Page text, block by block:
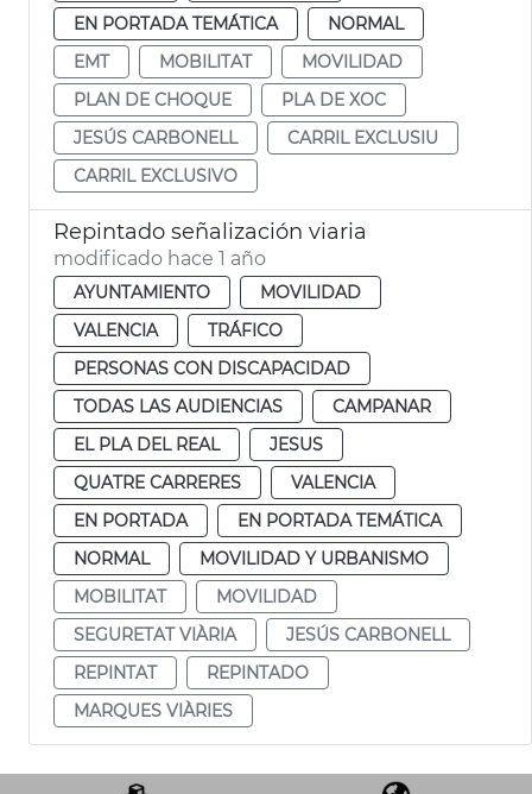
EN PORTADA TEMÁTICA
NORMAL
EMT
MOBILITAT
MOVILIDAD
PLAN DE CHOQUE
PLA DE XOC
JESÚS CARBONELL
CARRIL EXCLUSIU
CARRIL EXCLUSIVO
Repintado señalización viaria
modificado hace 1 año
AYUNTAMIENTO
MOVILIDAD
VALENCIA
TRÁFICO
PERSONAS CON DISCAPACIDAD
TODAS LAS AUDIENCIAS
CAMPANAR
EL PLA DEL REAL
JESUS
QUATRE CARRERES
VALENCIA
EN PORTADA
EN PORTADA TEMÁTICA
NORMAL
MOVILIDAD Y URBANISMO
MOBILITAT
MOVILIDAD
SEGURETAT VIÀRIA
JESÚS CARBONELL
REPINTAT
REPINTADO
MARQUES VIÀRIES